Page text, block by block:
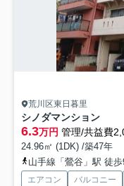
荒川区東日暮里
シノダマンション
6.3万円 管理/共益費
24.96㎡ (1DK) /築47年
山手線「鶯谷」駅 徒
エアコン バルコニー